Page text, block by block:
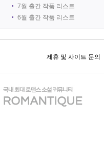
7월 출간 작품 리스트
6월 출간 작품 리스트
제휴 및 사이트 문의